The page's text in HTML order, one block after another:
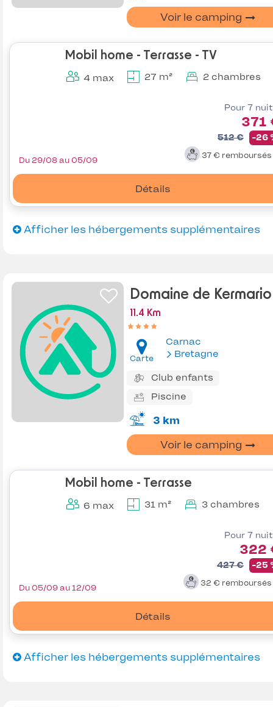
Voir le camping
Mobil home - Terrasse - TV
4 max 27 m² 2 chambres
Pour 7
371
512 € -26
37 € remboursés
Détails
Du 29/08 au 05/09
Afficher les hébergements supplémentaires
Domaine de Kermario
11.4 Km
Carte
Carnac
Bretagne
Club enfants
Piscine
3 km
Voir le camping
Mobil home - Terrasse
6 max 31 m² 3 chambres
Pour 7
322
427 € -25
32 € remboursés
Détails
Du 05/09 au 12/09
Afficher les hébergements supplémentaires